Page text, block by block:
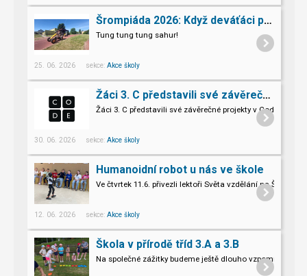
Šrompiáda 2026: Když deváťáci převzali velení
Tung tung tung sahur!
25. 06. 2026 sekce: Akce školy
Žáci 3. C představili své závěrečné projekty v Code.org
Žáci 3. C představili své závěrečné projekty v Code.org
30. 06. 2026 sekce: Akce školy
Humanoidní robot u nás ve škole
Ve čtvrtek 11.6. přivezli lektoři Světa vzdělání na
Pro naše třeťáky a páťáky to byl opravdu nevšední zážitek.
12. 06. 2026 sekce: Akce školy
Škola v přírodě tříd 3.A a 3.B
Na společné zážitky budeme ještě dlouho vzpomínat.